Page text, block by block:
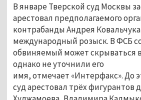
В январе Тверской суд Москвы
арестовал предполагаемого
контрабанды Андрея
международный розыск. В ФСБ
обвиняемый может скрываться
однако не уточнили его
имя, отмечает «Интерфакс». До
суд арестовал трёх